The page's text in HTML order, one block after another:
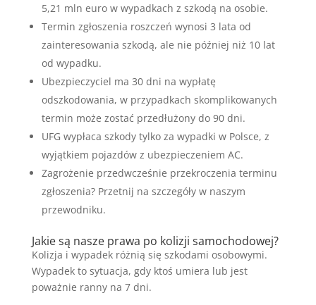
5,21 mln euro w wypadkach z szkodą na osobie.
Termin zgłoszenia roszczeń wynosi 3 lata od
zainteresowania szkodą, ale nie później niż 10 lat
od wypadku.
Ubezpieczyciel ma 30 dni na wypłatę
odszkodowania, w przypadkach skomplikowanych
termin może zostać przedłużony do 90 dni.
UFG wypłaca szkody tylko za wypadki w Polsce, z
wyjątkiem pojazdów z ubezpieczeniem AC.
Zagrożenie przedwcześnie przekroczenia terminu
zgłoszenia? Przetnij na szczegóły w naszym
przewodniku.
Jakie są nasze prawa po kolizji samochodowej?
Kolizja i wypadek różnią się szkodami osobowymi.
Wypadek to sytuacja, gdy ktoś umiera lub jest
poważnie ranny na 7 dni.